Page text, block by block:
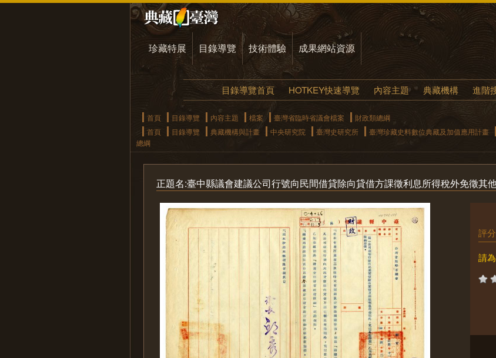
珍藏特展 目錄導覽 技術體驗 成果網站資源
目錄導覽首頁 HOTKEY快速導覽 內容主題 典藏機構 進階
首頁 目錄導覽 內容主題 檔案 臺灣省臨時省議會檔案
財政類總綱
首頁
目錄導覽 典藏機構與計畫 中央研究院 臺灣史研究所 臺灣珍藏史料數位典藏及加值應用計畫
總綱
正題名:臺中縣議會建議公司行號向民間借貸除向貸借方課徵利息所得稅外免徵其
評
請